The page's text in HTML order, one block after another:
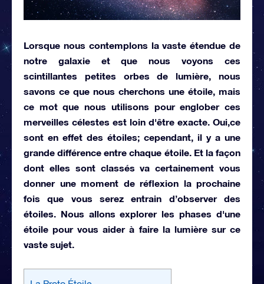
Lorsque nous contemplons la vaste étendue de
notre galaxie et que nous voyons ces
scintillantes petites orbes de lumière, nous
savons ce que nous cherchons une étoile, mais
ce mot que nous utilisons pour englober ces
merveilles célestes est loin d'être exacte. Oui,ce
sont en effet des étoiles; cependant, il y a une
grande différence entre chaque étoile. Et la façon
dont elles sont classés va certainement vous
donner une moment de réflexion la prochaine
fois que vous serez entrain d’observer des
étoiles. Nous allons explorer les phases d'une
étoile pour vous aider à faire la lumière sur ce
vaste sujet.